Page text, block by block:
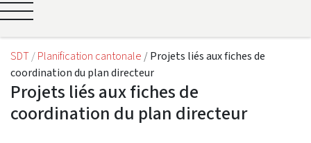
SDT Planification cantonale
Projets liés aux fiches de
coordination du plan directeur
Projets liés aux fiches de
coordination du plan directeur